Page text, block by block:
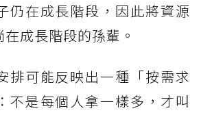
仍在成長階段，因此將資源
成長階段的孫輩。
排可能反映出一種「按需求
不是每個人拿一樣多，才叫